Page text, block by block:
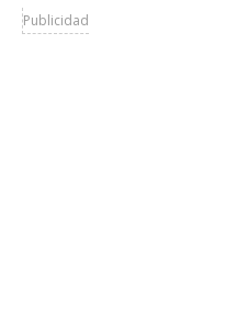
Publicidad